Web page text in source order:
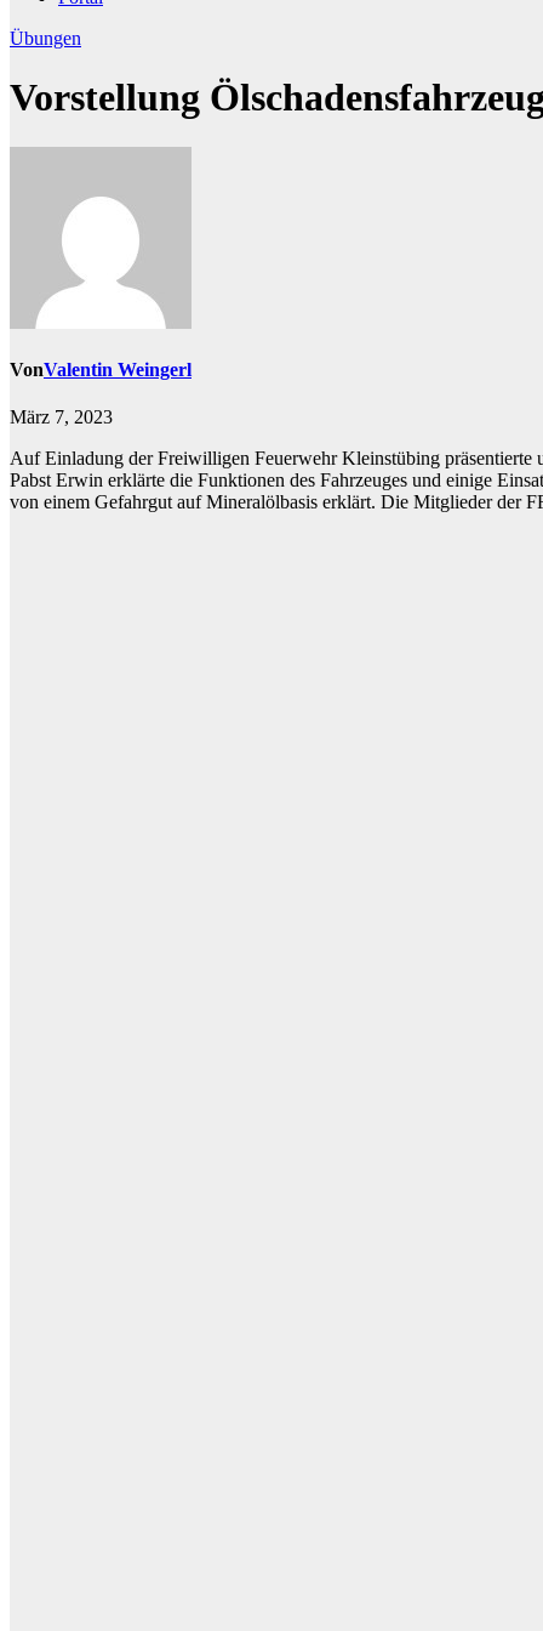
Übungen
Vorstellung
VonValentin Weingerl
März 7, 2023
Auf Einladung der Freiwilligen Feuerwehr Kleinstübing präsentierte
Pabst Erwin erklärte die Funktionen des Fahrzeuges und einige
von einem Gefahrgut auf Mineralölbasis erklärt. Die Mitglieder der